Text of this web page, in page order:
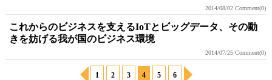
2014/08/02 Comment(0)
これからのビジネスを支えるIoTとビッグデータ、その動
きを妨げる我が国のビジネス環境
2014/07/25 Comment(0)
1 2 3 4 5 6